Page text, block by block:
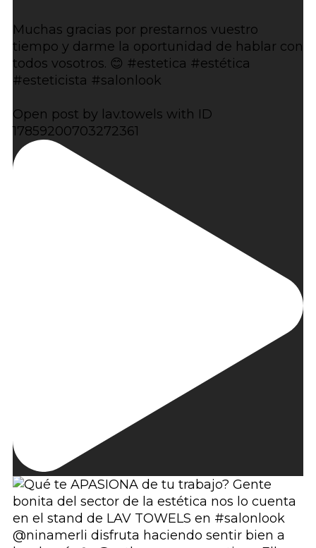
Muchas gracias por prestarnos vuestro
tiempo y darme la oportunidad de hablar con
todos vosotros. 😊 #estetica #estética
#esteticista #salonlook
Open post by lav.towels with ID
17859200703272361